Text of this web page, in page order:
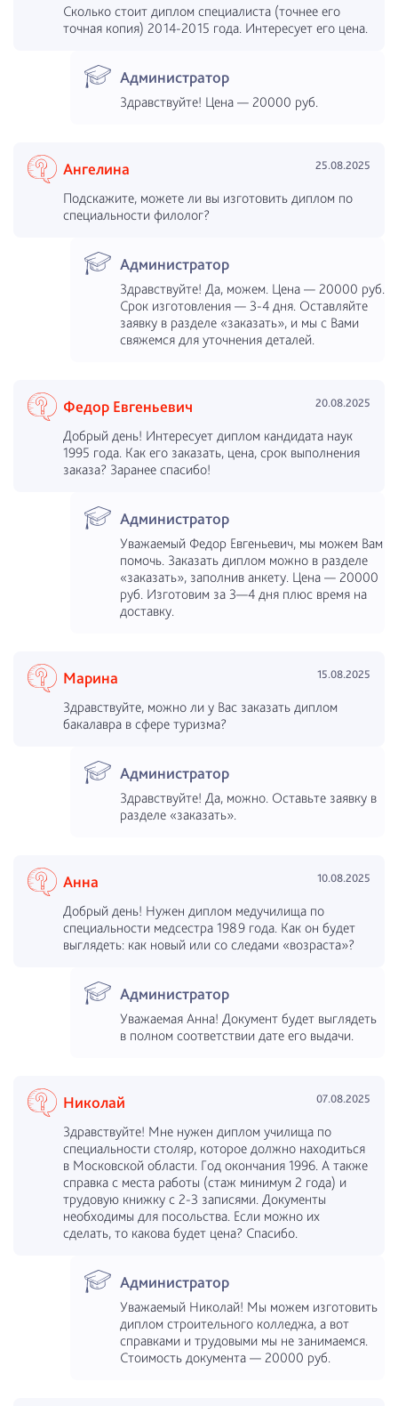
Сколько стоит диплом специалиста (точнее его
точная копия) 2014-2015 года. Интересует его цена.
Администратор
Здравствуйте! Цена — 20000 руб.
Ангелина 25.08.2025
Подскажите, можете ли вы изготовить диплом по
специальности филолог?
Администратор
Здравствуйте! Да, можем. Цена — 20000 руб.
Срок изготовления — 3-4 дня. Оставляйте
заявку в разделе «заказать», и мы с Вами
свяжемся для уточнения деталей.
Федор Евгеньевич 20.08.2025
Добрый день! Интересует диплом кандидата наук
1995 года. Как его заказать, цена, срок выполнения
заказа? Заранее спасибо!
Администратор
Уважаемый Федор Евгеньевич, мы можем Вам
помочь. Заказать диплом можно в разделе
«заказать», заполнив анкету. Цена — 20000
руб. Изготовим за 3—4 дня плюс время на
доставку.
Марина 15.08.2025
Здравствуйте, можно ли у Вас заказать диплом
бакалавра в сфере туризма?
Администратор
Здравствуйте! Да, можно. Оставьте заявку в
разделе «заказать».
Анна 10.08.2025
Добрый день! Нужен диплом медучилища по
специальности медсестра 1989 года. Как он будет
выглядеть: как новый или со следами «возраста»?
Администратор
Уважаемая Анна! Документ будет выглядеть
в полном соответствии дате его выдачи.
Николай 07.08.2025
Здравствуйте! Мне нужен диплом училища по
специальности столяр, которое должно находиться
в Московской области. Год окончания 1996. А также
справка с места работы (стаж минимум 2 года) и
трудовую книжку с 2-3 записями. Документы
необходимы для посольства. Если можно их
сделать, то какова будет цена? Спасибо.
Администратор
Уважаемый Николай! Мы можем изготовить
диплом строительного колледжа, а вот
справками и трудовыми мы не занимаемся.
Стоимость документа — 20000 руб.